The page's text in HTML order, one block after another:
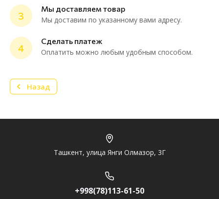
3
Мы доставляем товар
Мы доставим по указанному вами адресу.
4
Сделать платеж
Оплатить можно любым удобным способом.
Назад
Ташкент, улица Янги Олмазор, 3Г
+998(78)113-61-50
online
Мессенджеры
Нужна консультация или персональное
предложение? Пиши в мессенджер!
Telegram